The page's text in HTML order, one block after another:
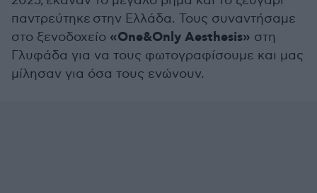
παντρεύτηκε στην Ελλάδα. Τους συναντήσαμε
στο ξενοδοχείο «One&Only Aesthesis» στη
Γλυφάδα για να τους φωτογραφίσουμε και μας
μίλησαν για όσα τους ενώνουν.